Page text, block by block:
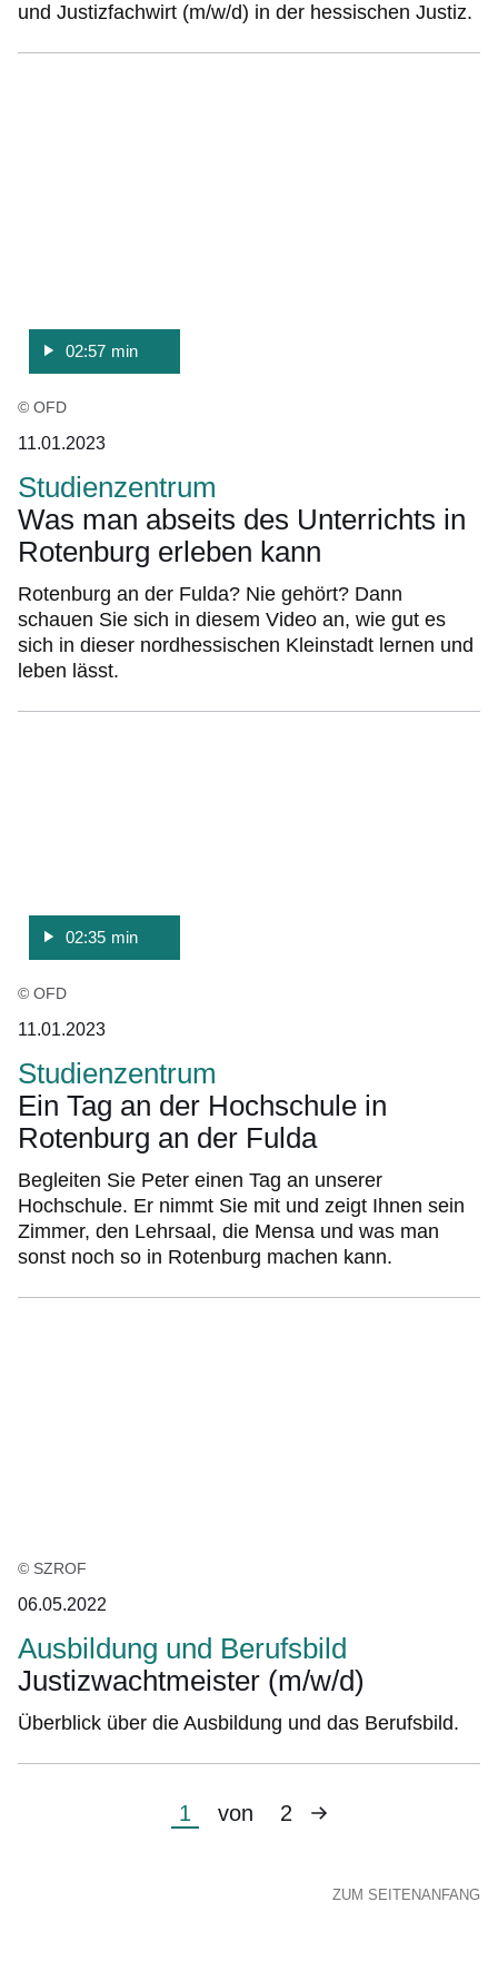
und Justizfachwirt (m/w/d) in der hessischen Justiz.
02:57 min
© OFD
11.01.2023
Studienzentrum
Was man abseits des Unterrichts in
Rotenburg erleben kann
Rotenburg an der Fulda? Nie gehört? Dann
schauen Sie sich in diesem Video an, wie gut es
sich in dieser nordhessischen Kleinstadt lernen und
leben lässt.
02:35 min
© OFD
11.01.2023
Studienzentrum
Ein Tag an der Hochschule in
Rotenburg an der Fulda
Begleiten Sie Peter einen Tag an unserer
Hochschule. Er nimmt Sie mit und zeigt Ihnen sein
Zimmer, den Lehrsaal, die Mensa und was man
sonst noch so in Rotenburg machen kann.
© SZROF
06.05.2022
Ausbildung und Berufsbild
Justizwachtmeister (m/w/d)
Überblick über die Ausbildung und das Berufsbild.
Aktuelle
1 von 2
Nächste
ZUM SEITENANFANG